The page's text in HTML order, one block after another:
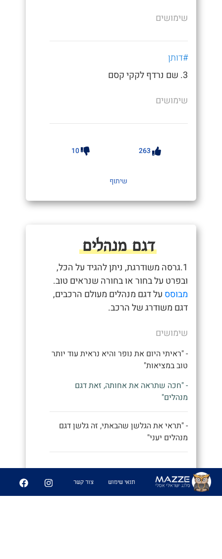
שימושים
#דותן
3. שם נרדף לקקי קסם
שימושים
263
10
שיתוף
דגם מנהלים
1.גרסה משודרגת, ניתן להגיד על הכל,
ובפרט על בחור או בחורה שנראים טוב.
מבוסס על דגם מנהלים מעולם הרכבים,
דגם משודרג של הרכב.
שימושים
- "ראיתי היום את נופר והיא נראית עוד יותר
טוב במציאות"
- "חכה שתראה את אחותה, זאת דגם
מנהלים"
- "תראי את הגלשן שהבאתי, זה גלשן דגם
מנהלים יעני"
9 תנאי שימוש צור קשר